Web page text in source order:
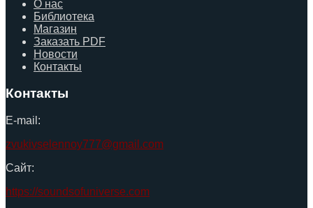
О нас
Библиотека
Магазин
Заказать PDF
Новости
Контакты
Контакты
E-mail:
zvukivselennoy777@gmail.com
Сайт:
https://soundsofuniverse.com